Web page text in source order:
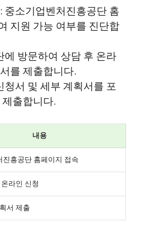
중소기업벤처진흥공단 홈
지원 가능 여부를 진단합
에 방문하여 상담 후 온라
를 제출합니다.
청서 및 세부 계획서를 포
출합니다.
내용
진흥공단 홈페이지 접속
라인 신청
서 제출